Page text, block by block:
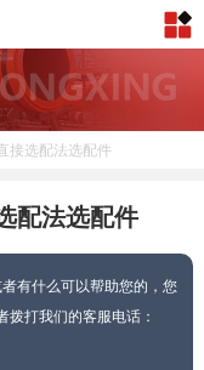
接选配法选配件
配法选配件
有什么可以帮助您的，您
拨打我们的客服电话：